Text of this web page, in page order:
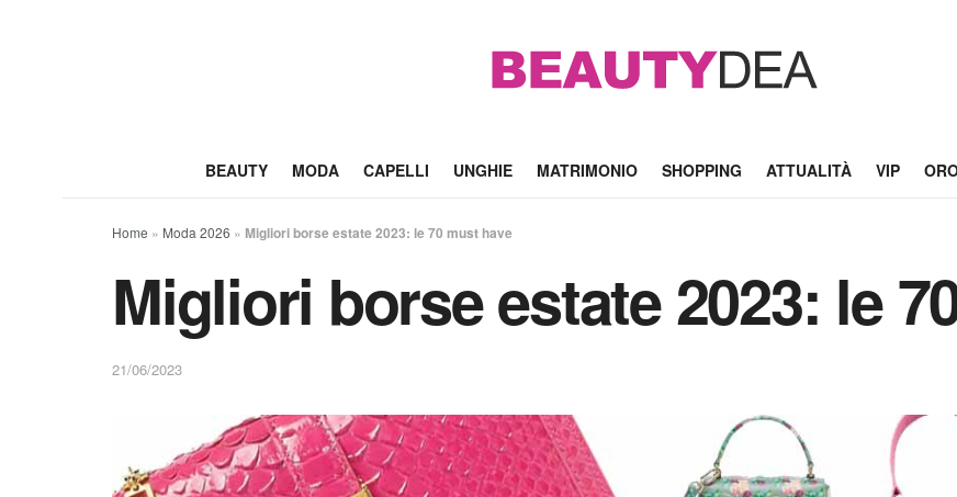
BEAUTY MODA CAPELLI UNGHIE MATRIMONIO SHOPPING ATTUALITÀ VIP
Home » Moda 2026 » Migliori borse estate 2023: le 70 must have
Migliori borse estate 2023: le
21/06/2023